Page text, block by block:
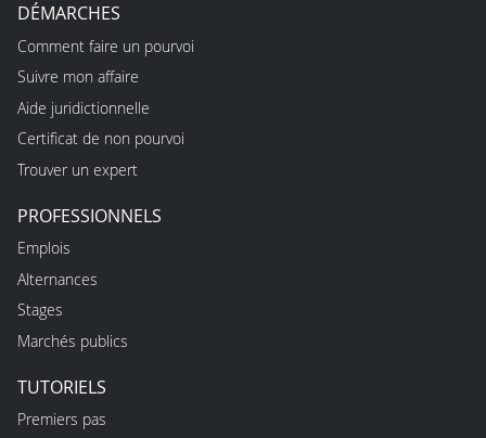
DÉMARCHES
Comment faire un pourvoi
Suivre mon affaire
Aide juridictionnelle
Certificat de non pourvoi
Trouver un expert
PROFESSIONNELS
Emplois
Alternances
Stages
Marchés publics
TUTORIELS
Premiers pas